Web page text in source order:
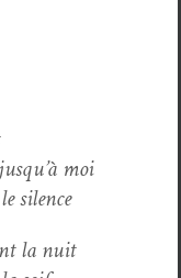
moi
nuit